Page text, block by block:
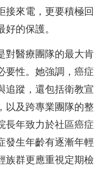
接來電，更要積極回
的保護。
對醫療團隊的最大肯
要性。她強調，癌症
追蹤，還包括衛教宣
以及跨專業團隊的整
長年致力於社區癌症
發生年齡有逐漸年輕
族群更應重視定期檢